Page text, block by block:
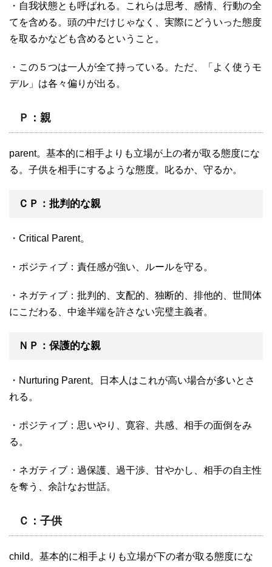
・自我状態とも呼ばれる。これらは思考、感情、行動の全
てを含める。頭の中だけじゃなく、実際にどういった態度
を取るかなども含めるということ。
・この５つは一人が全て持っている。ただ、「よく使うモ
デル」は各々偏りが出る。
Ｐ：親
parent。基本的に相手よりも立場が上の者が取る態度にな
る。子供を相手にするような態度。叱るか、守るか。
ＣＰ：批判的な親
・Critical Parent。
・ポジティブ：責任感が強い、ルールを守る。
・ネガティブ：批判的、支配的、独断的、排他的、世間体
にこだわる、中途半端を許さない完璧主義者。
ＮＰ：保護的な親
・Nurturing Parent。日本人はこれが高い場合が多いとさ
れる。
・ポジティブ：思いやり、寛容、共感、相手の面倒をみ
る。
・ネガティブ：過保護、過干渉、甘やかし、相手の自主性
を奪う、余計なお世話。
Ｃ：子供
child。基本的に相手よりも立場が下の者が取る態度にな